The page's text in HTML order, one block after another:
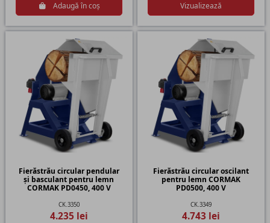
Adaugă în coș Vizualizează
Fierăstrău circular pendular
și basculant pentru lemn
CORMAK PD0450, 400 V
CK.3350
4.235 lei
Fierăstrău circular oscilant
pentru lemn CORMAK
PD0500, 400 V
CK.3349
4.743 lei